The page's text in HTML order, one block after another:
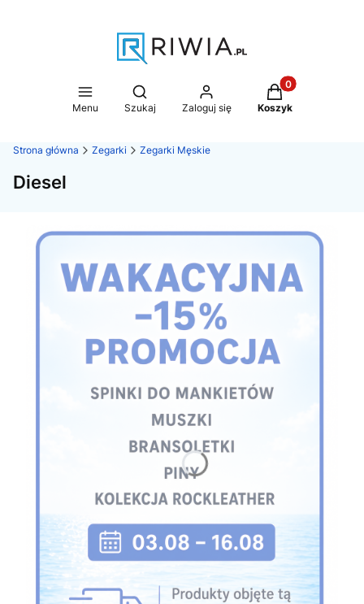
Menu
Otwórz wyszukiwarkę
Szukaj Zaloguj się
Produkty w
Koszyk
Strona główna Zegarki Zegarki Męskie
Diesel